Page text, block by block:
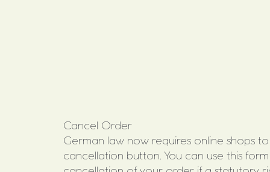
Cancel Order
German law now requires online shops
cancellation button. You can use this